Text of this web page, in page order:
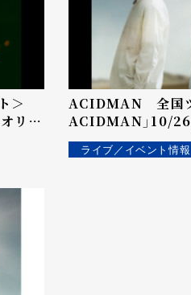
＞
リジ
イ
流
ACIDMAN 全国
ACIDMAN」10/
本武道館ファイナル
ライブ／イベント情報